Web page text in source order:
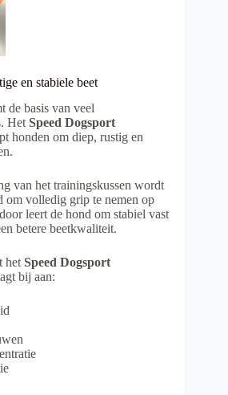
en stabiele beet
de basis van veel
HetSpeed Dogsport
honden om diep, rustig en
van het trainingskussen wordt
om volledig grip te nemen op
leert de hond om stabiel vast
betere beetkwaliteit.
hetSpeed Dogsport
bij aan: